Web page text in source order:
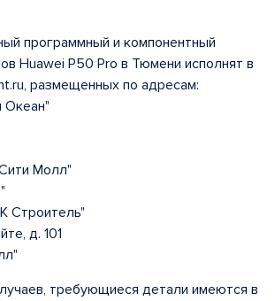
программный и компонентный
Huawei P50 Pro в Тюмени исполнят в
размещенных по адресам:
Океан"
Молл"
Строитель"
д. 101
требующиеся детали имеются в